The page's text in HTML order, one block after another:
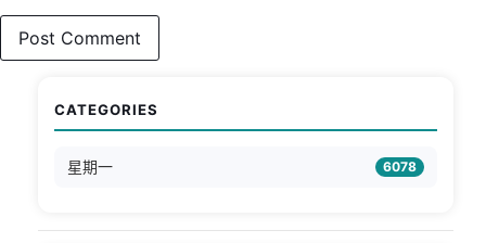
CATEGORIES
星期一 6078